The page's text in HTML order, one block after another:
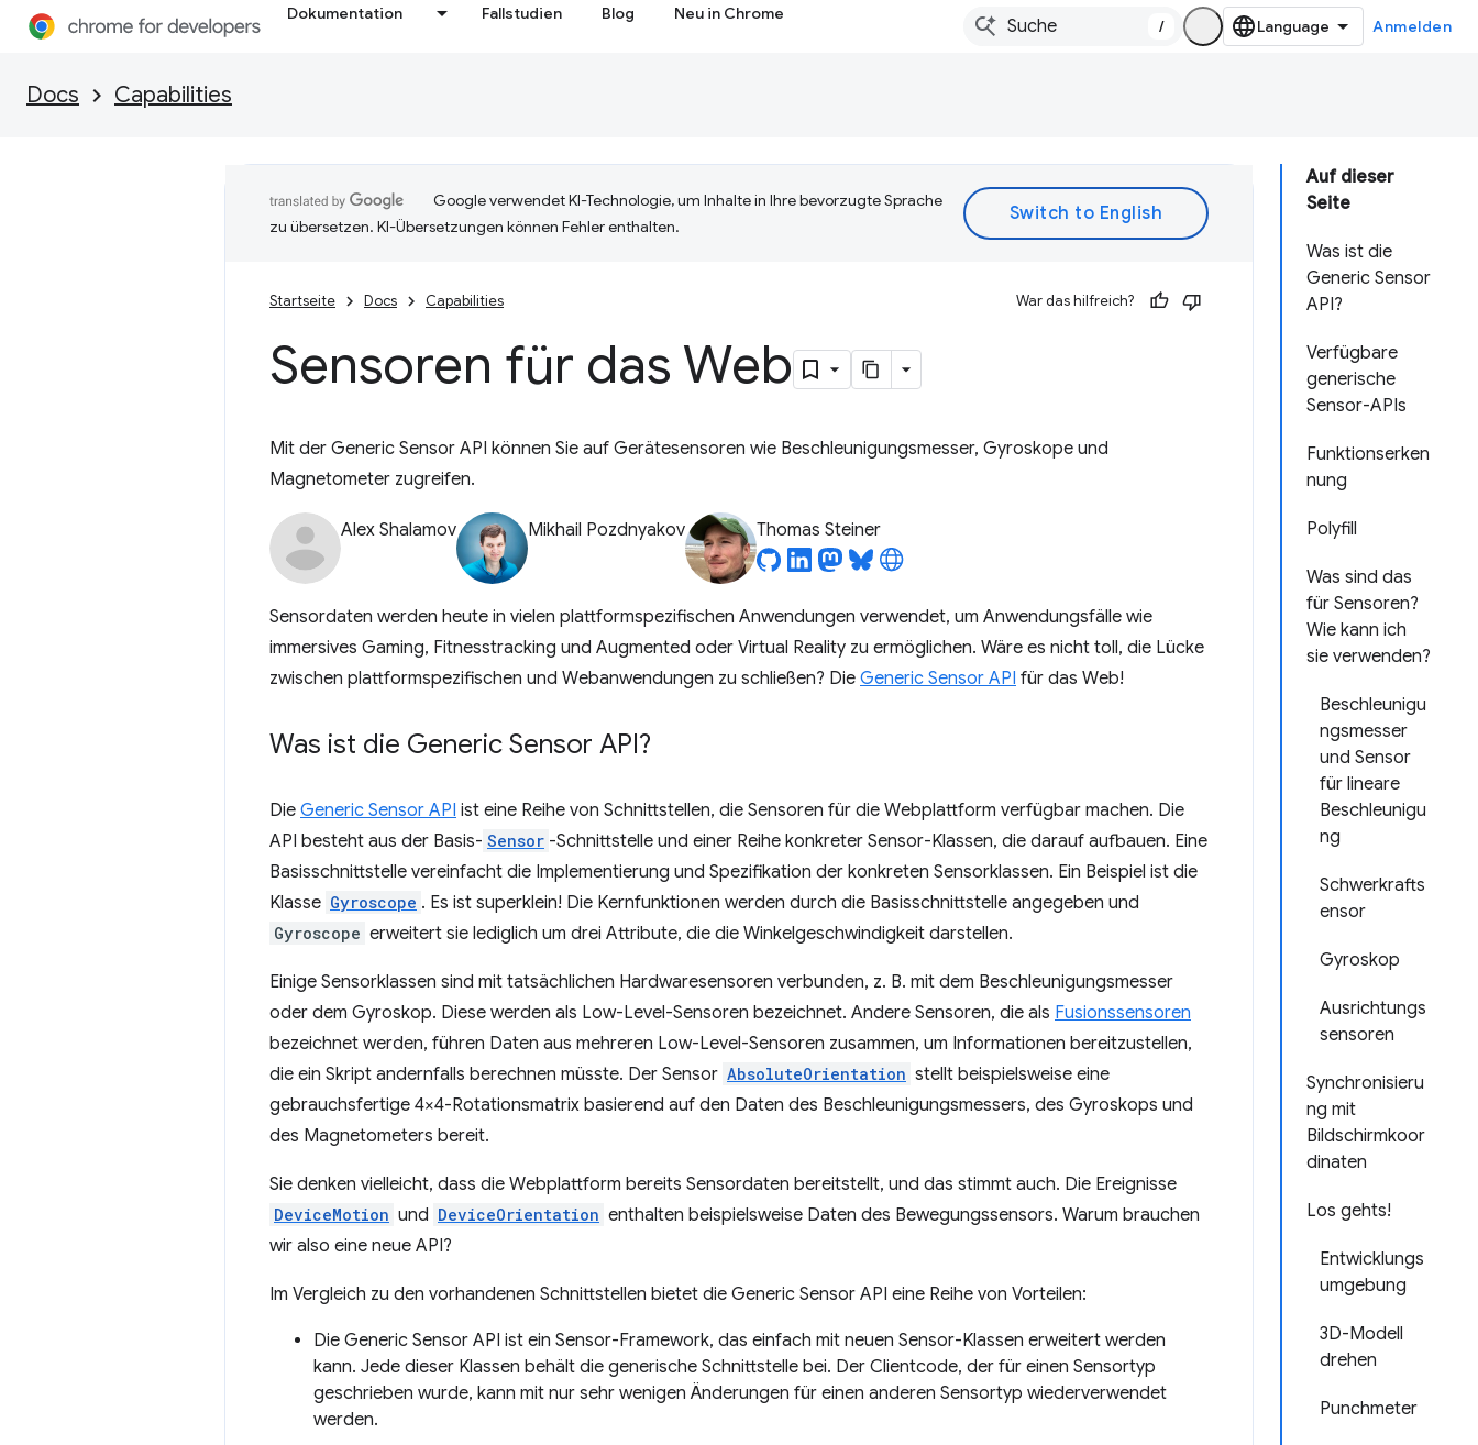
Dokumentation Fallstudien Blog Neu in Chrome
/ Anmelden
Docs Capabilities
Auf dieser
Seite
Was ist die
Generic Sensor
API?
Verfügbare
generische
Sensor-APIs
Funktionserken
nung
Polyfill
Was sind das
für Sensoren?
Wie kann ich
sie verwenden?
Beschleunigu
ngsmesser
und Sensor
für lineare
Beschleunigu
ng
Schwerkrafts
ensor
Gyroskop
Ausrichtungs
sensoren
Synchronisieru
ng mit
Bildschirmkoor
dinaten
Los gehts!
Entwicklungs
umgebung
3D-Modell
drehen
Punchmeter
Google verwendet KI-Technologie, um Inhalte in Ihre bevorzugte Sprache
zu übersetzen. KI-Übersetzungen können Fehler enthalten.
Startseite Docs Capabilities War das hilfreich?
Sensoren für das Web
Mit der Generic Sensor API können Sie auf Gerätesensoren wie Beschleunigungsmesser, Gyroskope und
Magnetometer zugreifen.
Alex Shalamov Mikhail Pozdnyakov Thomas Steiner
Sensordaten werden heute in vielen plattformspezifischen Anwendungen verwendet, um Anwendungsfälle wie
immersives Gaming, Fitnesstracking und Augmented oder Virtual Reality zu ermöglichen. Wäre es nicht toll, die Lücke
zwischen plattformspezifischen und Webanwendungen zu schließen? Die Generic Sensor API für das Web!
Was ist die Generic Sensor API?
Die Generic Sensor API ist eine Reihe von Schnittstellen, die Sensoren für die Webplattform verfügbar machen. Die
API besteht aus der Basis- Sensor -Schnittstelle und einer Reihe konkreter Sensor-Klassen, die darauf aufbauen. Eine
Basisschnittstelle vereinfacht die Implementierung und Spezifikation der konkreten Sensorklassen. Ein Beispiel ist die
Klasse Gyroscope . Es ist superklein! Die Kernfunktionen werden durch die Basisschnittstelle angegeben und
Gyroscope erweitert sie lediglich um drei Attribute, die die Winkelgeschwindigkeit darstellen.
Einige Sensorklassen sind mit tatsächlichen Hardwaresensoren verbunden, z. B. mit dem Beschleunigungsmesser
oder dem Gyroskop. Diese werden als Low-Level-Sensoren bezeichnet. Andere Sensoren, die als Fusionssensoren
bezeichnet werden, führen Daten aus mehreren Low-Level-Sensoren zusammen, um Informationen bereitzustellen,
die ein Skript andernfalls berechnen müsste. Der Sensor AbsoluteOrientation stellt beispielsweise eine
gebrauchsfertige 4×4-Rotationsmatrix basierend auf den Daten des Beschleunigungsmessers, des Gyroskops und
des Magnetometers bereit.
Sie denken vielleicht, dass die Webplattform bereits Sensordaten bereitstellt, und das stimmt auch. Die Ereignisse
DeviceMotion und DeviceOrientation enthalten beispielsweise Daten des Bewegungssensors. Warum brauchen
wir also eine neue API?
Im Vergleich zu den vorhandenen Schnittstellen bietet die Generic Sensor API eine Reihe von Vorteilen:
Die Generic Sensor API ist ein Sensor-Framework, das einfach mit neuen Sensor-Klassen erweitert werden
kann. Jede dieser Klassen behält die generische Schnittstelle bei. Der Clientcode, der für einen Sensortyp
geschrieben wurde, kann mit nur sehr wenigen Änderungen für einen anderen Sensortyp wiederverwendet
werden.